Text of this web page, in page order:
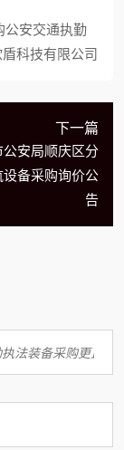
公安交通执勤
科技有限公司
下一篇
安局顺庆区分
设备采购询价公
告